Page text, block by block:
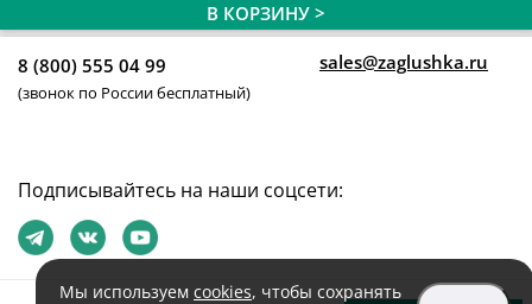
В КОРЗИНУ >
8 (800) 555 04 99
(звонок по России бесплатный)
sales@zaglushka.ru
Подписывайтесь на наши соцсети:
Мы используем cookies, чтобы сохранять